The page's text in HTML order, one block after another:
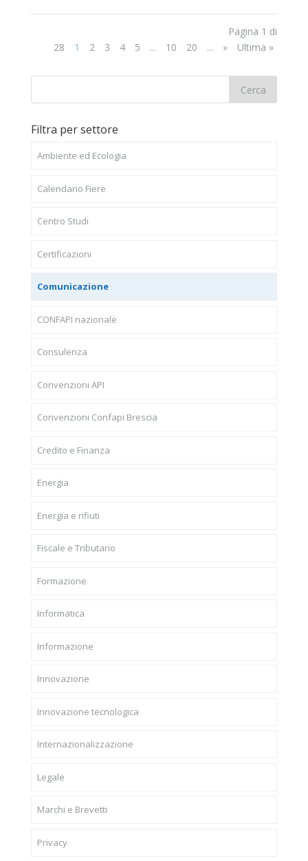
Pagina 1 di
28
1 2 3 4 5 ... 10 20 ... » Ultima »
Filtra per settore
Ambiente ed Ecologia
Calendario Fiere
Centro Studi
Certificazioni
Comunicazione
CONFAPI nazionale
Consulenza
Convenzioni API
Convenzioni Confapi Brescia
Credito e Finanza
Energia
Energia e rifiuti
Fiscale e Tributario
Formazione
Informatica
Informazione
Innovazione
Innovazione tecnologica
Internazionalizzazione
Legale
Marchi e Brevetti
Privacy